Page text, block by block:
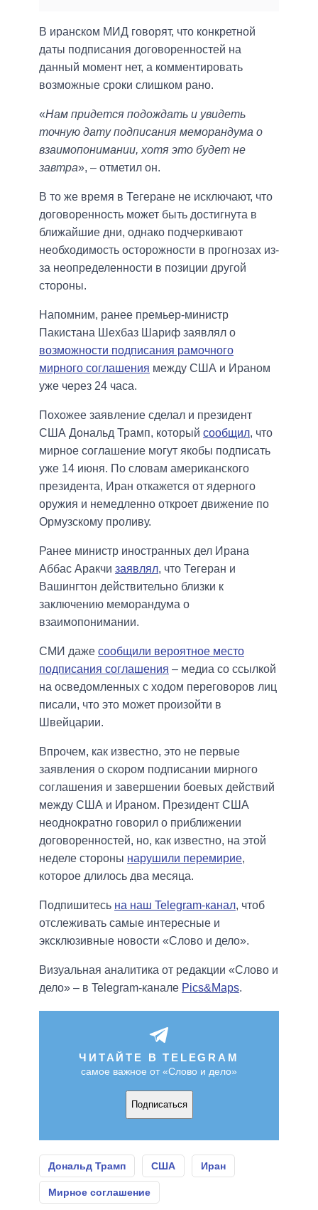
В иранском МИД говорят, что конкретной
даты подписания договоренностей на
данный момент нет, а комментировать
возможные сроки слишком рано.
«Нам придется подождать и увидеть
точную дату подписания меморандума о
взаимопонимании, хотя это будет не
завтра», – отметил он.
В то же время в Тегеране не исключают, что
договоренность может быть достигнута в
ближайшие дни, однако подчеркивают
необходимость осторожности в прогнозах из-
за неопределенности в позиции другой
стороны.
Напомним, ранее премьер-министр
Пакистана Шехбаз Шариф заявлял о
возможности подписания рамочного
мирного соглашения между США и Ираном
уже через 24 часа.
Похожее заявление сделал и президент
США Дональд Трамп, который сообщил, что
мирное соглашение могут якобы подписать
уже 14 июня. По словам американского
президента, Иран откажется от ядерного
оружия и немедленно откроет движение по
Ормузскому проливу.
Ранее министр иностранных дел Ирана
Аббас Аракчи заявлял, что Тегеран и
Вашингтон действительно близки к
заключению меморандума о
взаимопонимании.
СМИ даже сообщили вероятное место
подписания соглашения – медиа со ссылкой
на осведомленных с ходом переговоров лиц
писали, что это может произойти в
Швейцарии.
Впрочем, как известно, это не первые
заявления о скором подписании мирного
соглашения и завершении боевых действий
между США и Ираном. Президент США
неоднократно говорил о приближении
договоренностей, но, как известно, на этой
неделе стороны нарушили перемирие,
которое длилось два месяца.
Подпишитесь на наш Telegram-канал, чтоб
отслеживать самые интересные и
эксклюзивные новости «Слово и дело».
Визуальная аналитика от редакции «Слово и
дело» – в Telegram-канале Pics&Maps.
ЧИТАЙТЕ В TELEGRAM
самое важное от «Слово и дело»
Подписаться
Дональд Трамп США Иран
Мирное соглашение